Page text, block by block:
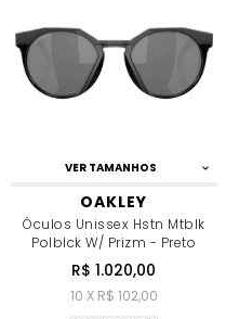
VER TAMANHOS
OAKLEY
Óculos Unissex Hstn Mtblk
Polblck W/ Prizm - Preto
R$ 1.020,00
10 X R$ 102,00